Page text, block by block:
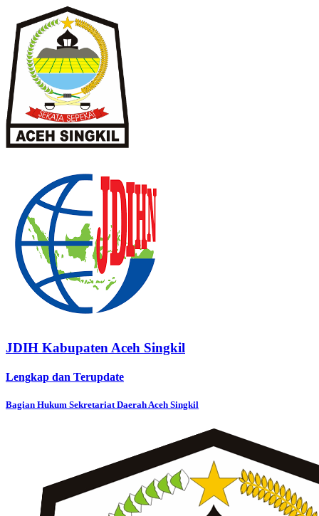
JDIH Kabupaten Aceh Singkil
Lengkap dan Terupdate
Bagian Hukum Sekretariat Daerah Aceh Singkil